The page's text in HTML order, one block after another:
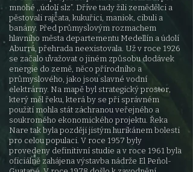
mnohé ,,údolí slz”. Dříve tady žili zemědělci a
pěstovali rajčata, kukuřici, maniok, cibuli a
banány. Před průmyslovým rozmachem
hlavního města departementu Medellín a údolí
Aburrá, přehrada neexistovala. Už v roce 1926
se začalo uvažovat o jiném způsobu dodávek
energie do země, něco přírodního a
průmyslového, jako jsou slavné vodní
elektrárny. Na mapě byl strategický prostor,
který měl řeku, která by se při správném
použití mohla stát záchranou veřejného a
soukromého ekonomického projektu. Řeka
Nare tak byla později jistým hurikánem bolesti
pro celou populaci. V roce 1957 byly
provedeny definitivní studie a v roce 1961 byla
oficiálně zahájena výstavba nádrže El Peñol-